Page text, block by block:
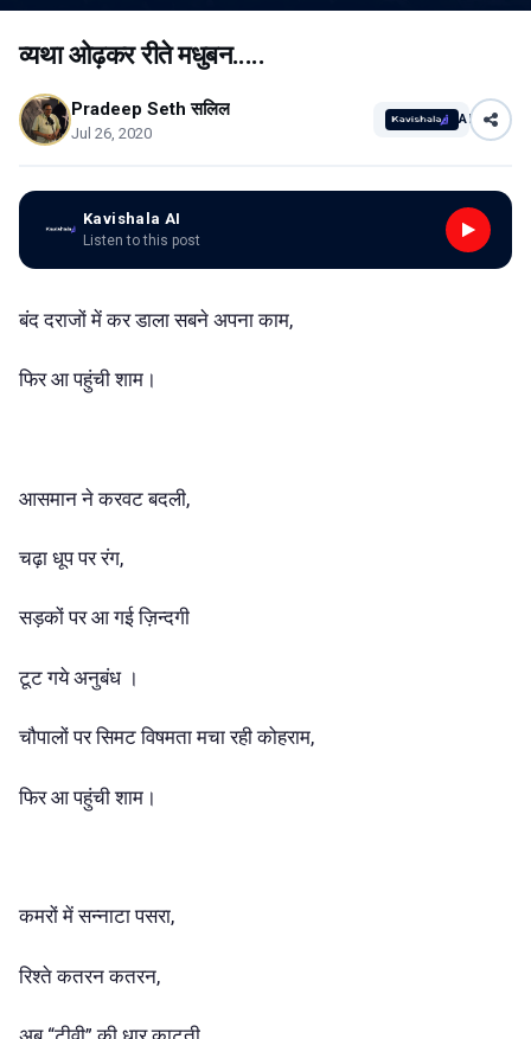
व्यथा ओढ़कर रीते मधुबन.....
Pradeep Seth सलिल
Jul 26, 2020
AI
Kavishala AI
Listen to this post
बंद दराजों में कर डाला सबने अपना काम,
फिर आ पहुंची शाम।
आसमान ने करवट बदली,
चढ़ा धूप पर रंग,
सड़कों पर आ गई ज़िन्दगी
टूट गये अनुबंध ।
चौपालों पर सिमट विषमता मचा रही कोहराम,
फिर आ पहुंची शाम।
कमरों में सन्नाटा पसरा,
रिश्ते कतरन कतरन,